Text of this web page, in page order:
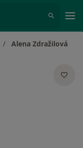
města
Alena Zdražilová